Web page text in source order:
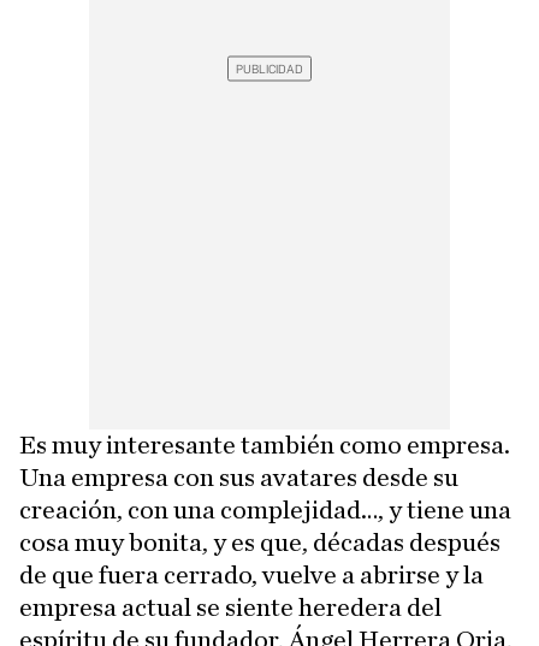
Es muy interesante también como empresa.
Una empresa con sus avatares desde su
creación, con una complejidad…, y tiene una
cosa muy bonita, y es que, décadas después
de que fuera cerrado, vuelve a abrirse y la
empresa actual se siente heredera del
espíritu de su fundador, Ángel Herrera Oria,